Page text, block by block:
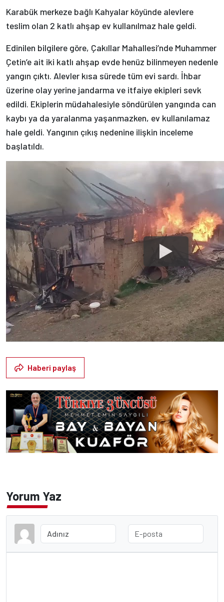
Karabük merkeze bağlı Kahyalar köyünde alevlere
teslim olan 2 katlı ahşap ev kullanılmaz hale geldi.
Edinilen bilgilere göre, Çakıllar Mahallesi’nde Muhammer
Çetin’e ait iki katlı ahşap evde henüz bilinmeyen nedenle
yangın çıktı. Alevler kısa sürede tüm evi sardı. İhbar
üzerine olay yerine jandarma ve itfaiye ekipleri sevk
edildi. Ekiplerin müdahalesiyle söndürülen yangında can
kaybı ya da yaralanma yaşanmazken, ev kullanılamaz
hale geldi. Yangının çıkış nedenine ilişkin inceleme
başlatıldı.
Haberi paylaş
Yorum Yaz